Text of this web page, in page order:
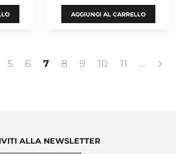
AGGIUNGI AL CARRELLO
5 6 7 8 9 10 11 …
ALLA NEWSLETTER